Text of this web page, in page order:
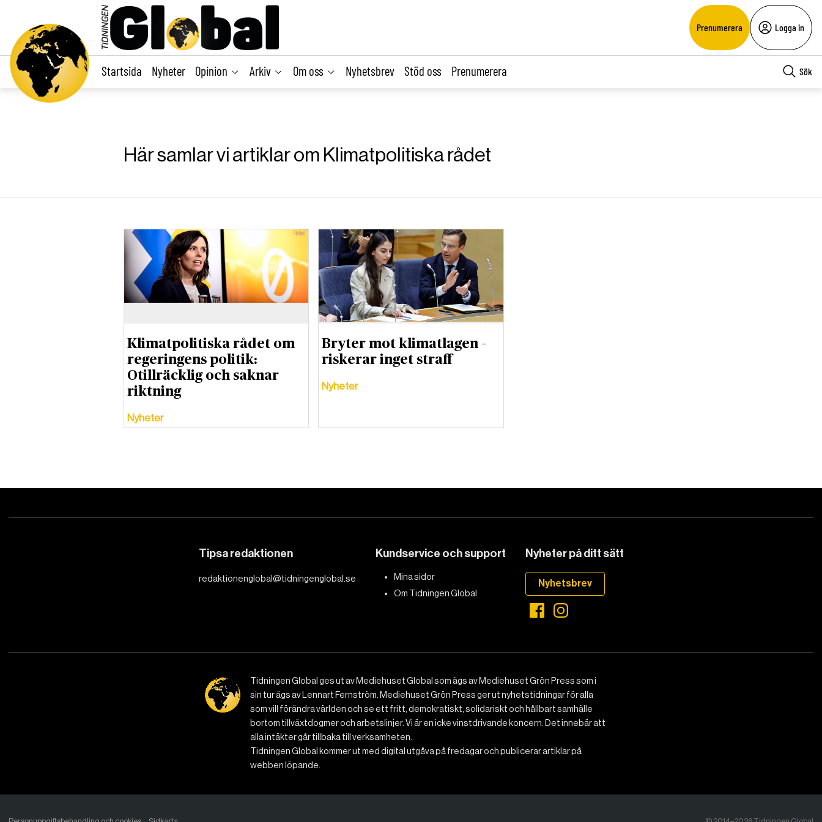
Prenumerera Logga in
Startsida Nyheter Opinion Arkiv Om oss Nyhetsbrev Stöd oss Prenumerera Sök
Här samlar vi artiklar om Klimatpolitiska rådet
Klimatpolitiska rådet om
regeringens politik:
Otillräcklig och saknar
riktning
Nyheter
Bryter mot klimatlagen –
riskerar inget straff
Nyheter
Tipsa redaktionen
redaktionenglobal@tidningenglobal.se
Kundservice och support
Mina sidor
Om Tidningen Global
Nyheter på ditt sätt
Nyhetsbrev
Tidningen Global ges ut av Mediehuset Global som ägs av Mediehuset Grön Press som i
sin tur ägs av Lennart Fernström. Mediehuset Grön Press ger ut nyhetstidningar för alla
som vill förändra världen och se ett fritt, demokratiskt, solidariskt och hållbart samhälle
bortom tillväxtdogmer och arbetslinjer. Vi är en icke vinstdrivande koncern. Det innebär att
alla intäkter går tillbaka till verksamheten.
Tidningen Global kommer ut med digital utgåva på fredagar och publicerar artiklar på
webben löpande.